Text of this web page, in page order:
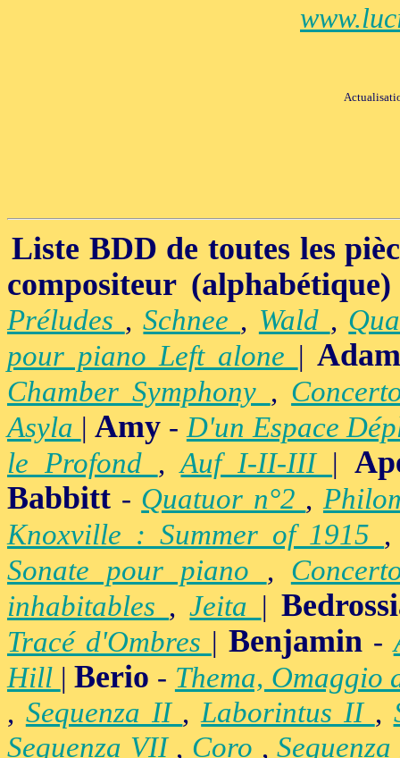
Liste BDD de toutes les
compositeur (alphabétique)
Préludes ,Schnee , Wald ,
pour piano Left alone |
Chamber Symphony ,
Asyla |Amy -D'un Espace
le Profond ,Auf I-II-III |
Babbitt - Quatuor n°2 ,
Knoxville : Summer of 1915
Sonate pour piano ,
inhabitables ,Jeita |
Tracé d'Ombres | Benjamin-
Hill |Berio - Thema, Omaggio
, Sequenza II ,Laborintus II ,
Sequenza VII , Coro ,